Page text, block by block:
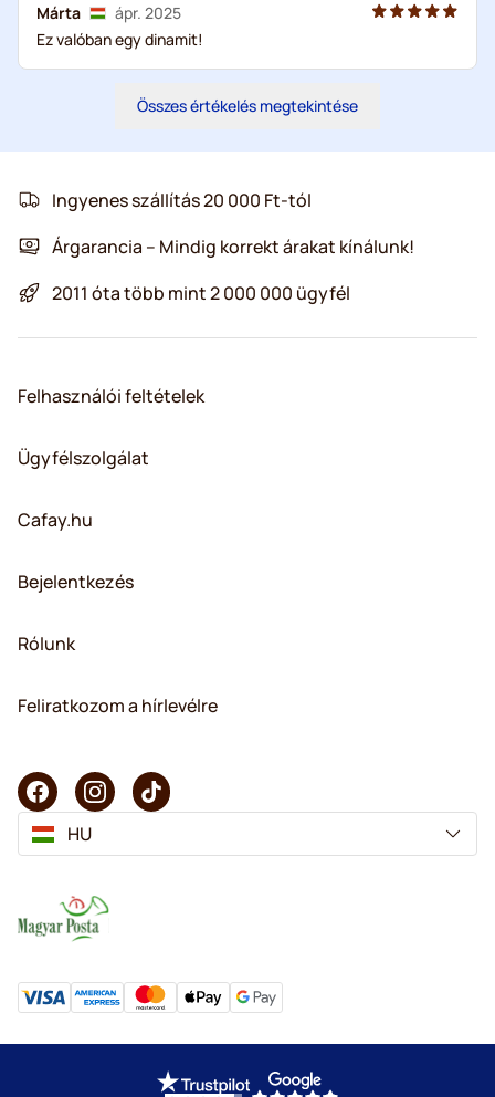
Márta
ápr. 2025
Ez valóban egy dinamit!
Összes értékelés megtekintése
Ingyenes szállítás 20 000 Ft-tól
Árgarancia – Mindig korrekt árakat kínálunk!
2011 óta több mint 2 000 000 ügyfél
Felhasználói feltételek
Ügyfélszolgálat
Cafay.hu
Bejelentkezés
Rólunk
Feliratkozom a hírlevélre
HU